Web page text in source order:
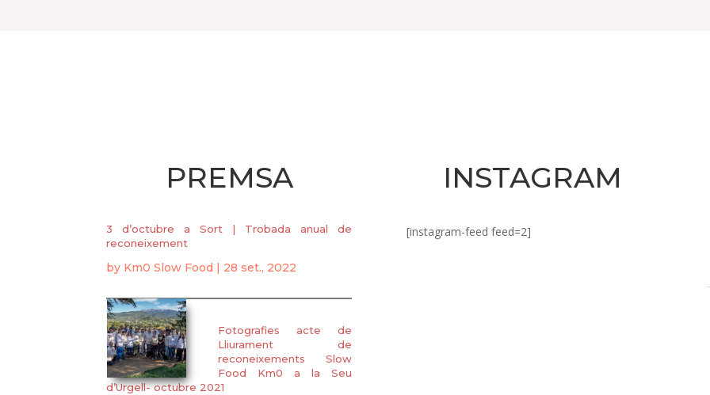
PREMSA
3 d’octubre a Sort | Trobada anual de
reconeixement
by Km0 Slow Food 28 set., 2022
Fotografies acte de
Lliurament de
reconeixements Slow
Food Km0 a la Seu
d’Urgell- octubre 2021
INSTAGRAM
[instagram-feed feed=2]